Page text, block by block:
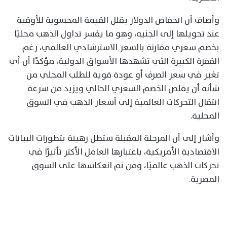
وأضاف أن انخفاض الدولار يقلل القيمة المحسوبة للأوقية
عند تحويلها إلى الجنيه، وهو ما يفسر تداول الذهب محليًا
بخصم سعري مقارنة بالسعر الاسترشادي العالمي، رغم
القفزة الكبيرة التي تشهدها الأسواق الدولية، مؤكدًا أن أي
تغير في سعر الصرف أو عودة قوية للطلب المحلي من
شأنه أن يقلص الخصم السعري الحالي ويزيد من سرعة
انتقال التحركات العالمية إلى أسعار الذهب في السوق
المحلية.
وأشار إلى أن المرحلة المقبلة ستظل رهينة بتطورات البيانات
الاقتصادية الأمريكية، باعتبارها العامل الأكثر تأثيرًا في
تحركات الذهب عالميًا، ومن ثم انعكاسها على السوق
المصرية.